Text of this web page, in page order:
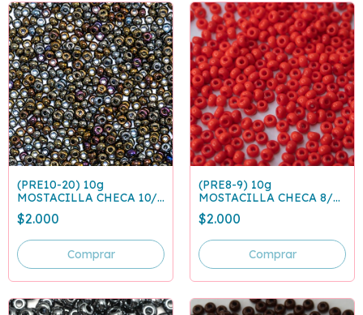
(PRE10-20) 10g
MOSTACILLA CHECA 10/0
CAFE IRISADO 59115
$2.000
(PRE8-9) 10g
MOSTACILLA CHECA 8/0
ROJA 93170
$2.000